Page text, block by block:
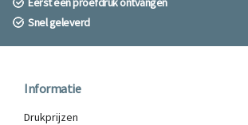
Snel geleverd
Informatie
Drukprijzen